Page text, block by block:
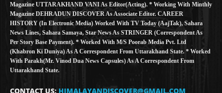
Magazine UTTARAKHAND VANI As Editor(Acting). * Working With Minthly
Magazine DEHRADUN DISCOVER As Associate Editor. CAREER
HISTORY (in Electronic Media) Worked With TV Today (AajTak), Sahara
News Lines, Sahara Samaya, Star News As STRINGER (Correspondent As
Per Story Base Payment). * Worked With M/S Poorab Media Pvt. Ltd
(Khabron Ki Duniya) As A Correspondent From Uttarakhand State. * Worked
With Parakh(Mr. Vinod Dua News Capsules) As A Correspondent From
Uttarakhand State.
CONTACT US: HIMALAYANDISCOVER@GMAIL.COM